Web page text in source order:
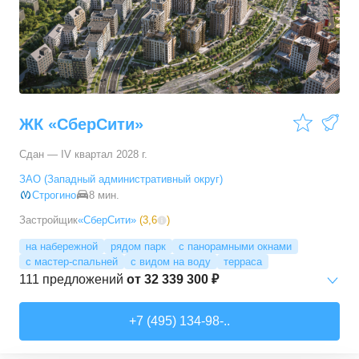
3-комн. кв. от17 498 090 ₽
76,45–81,28м² 11 предложений
4-комн. кв. от24 367 690 ₽
ЖК «СберСити»
Сдан — IV квартал 2028 г.
ЗАО (Западный административный округ)
Строгино
8 мин.
Застройщик«СберСити» (3,6 )
на набережной рядом парк
с панорамными окнами
с мастер-спальней
с видом на воду терраса
111 предложений от 32 339 300 ₽
+7 (495) 134-98-..